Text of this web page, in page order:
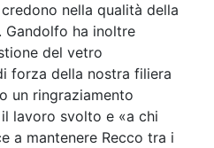
nella qualità della
ha inoltre
del vetro
forza della nostra filiera
un ringraziamento
lavoro svolto e «a chi
a mantenere Recco tra i